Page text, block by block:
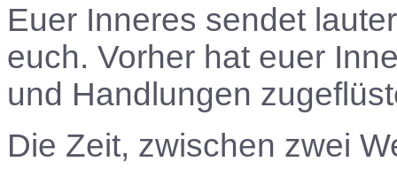
Euer Inneres sendet
euch. Vorher hat euer
und Handlungen
Die Zeit, zwischen zwei